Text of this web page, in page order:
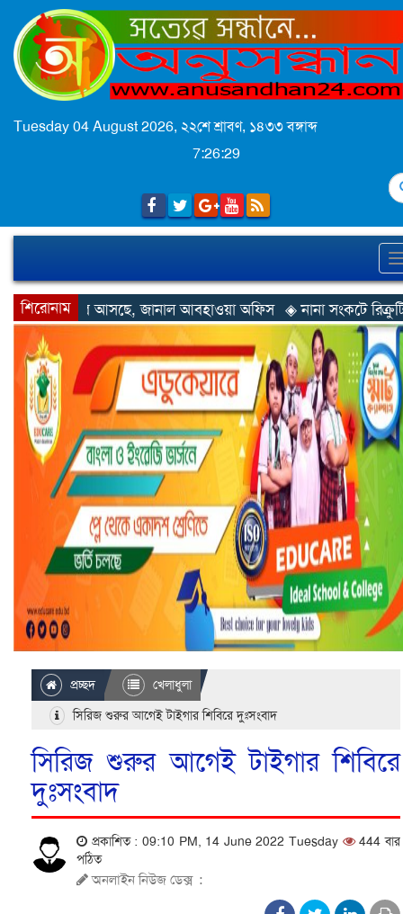
Tuesday 04 August 2026, ২২শে শ্রাবণ, ১৪৩৩ বঙ্গাব্দ
7:26:31
শিরোনাম
আবহাওয়া অফিস ◈ নানা সংকটে রিক্রুটিং এজেন্সি, হুমকির মুখে
প্রচ্ছদ
খেলাধুলা
সিরিজ শুরুর আগেই টাইগার শিবিরে দুঃসংবাদ
সিরিজ শুরুর আগেই টাইগার শিবিরে
দুঃসংবাদ
প্রকাশিত : 09:10 PM, 14 June 2022 Tuesday
444 বার
পঠিত
অনলাইন নিউজ ডেক্স :